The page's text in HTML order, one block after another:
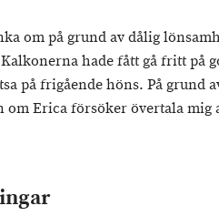
om på grund av dålig
hade fått gå fritt på
på frigående höns. På grund
Erica försöker övertala mig